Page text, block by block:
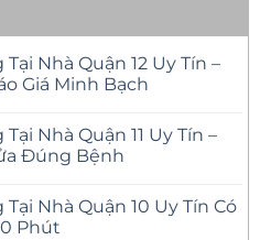
Nhà Quận 12 Uy Tín –
Giá Minh Bạch
Nhà Quận 11 Uy Tín –
Đúng Bệnh
Nhà Quận 10 Uy Tín Có
Phút